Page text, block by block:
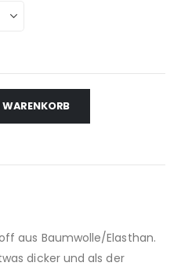
WARENKORB
aus Baumwolle/Elasthan.
dicker und als der